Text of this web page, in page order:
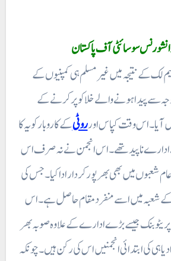
سوسائٹی آف پاکستان
لک کے نتیجہ میں غیرمسلم ہی کمپنیوں کے
وجہ سے پیدا ہونے والے خلا کو پر کرنے کے
روٹیکے کاروبار کو یہ کا
ادارے نا پید تھے۔ اس انجمن نے نہ صرف اس
عام شعبوں میں بھی بھر پور کردار ادا کیا ۔ جس کی
شعبہ میں اسے منفرد مقام حاصل ہے ۔ اس
بنک جیسے بڑے ادارے کے علاوہ صوبہ بھر
ہی کی ابتدائی انجمنیں اس کی رکن ہیں ۔ چونکہ